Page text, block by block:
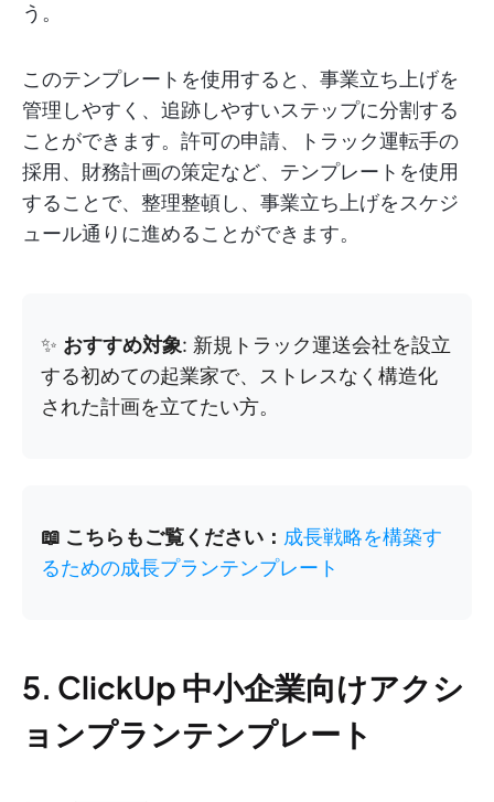
う。
このテンプレートを使用すると、事業立ち上げを
管理しやすく、追跡しやすいステップに分割する
ことができます。許可の申請、トラック運転手の
採用、財務計画の策定など、テンプレートを使用
することで、整理整頓し、事業立ち上げをスケジ
ュール通りに進めることができます。
✨ おすすめ対象: 新規トラック運送会社を設立
する初めての起業家で、ストレスなく構造化
された計画を立てたい方。
📖 こちらもご覧ください： 成長戦略を構築す
るための成長プランテンプレート
5. ClickUp 中小企業向けアクシ
ョンプランテンプレート